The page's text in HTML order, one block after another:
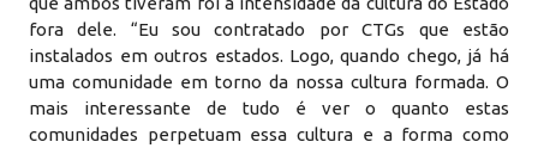
fora dele. “Eu sou contratado por CTGs que estão
instalados em outros estados. Logo, quando chego, já há
uma comunidade em torno da nossa cultura formada. O
mais interessante de tudo é ver o quanto estas
comunidades perpetuam essa cultura e a forma como